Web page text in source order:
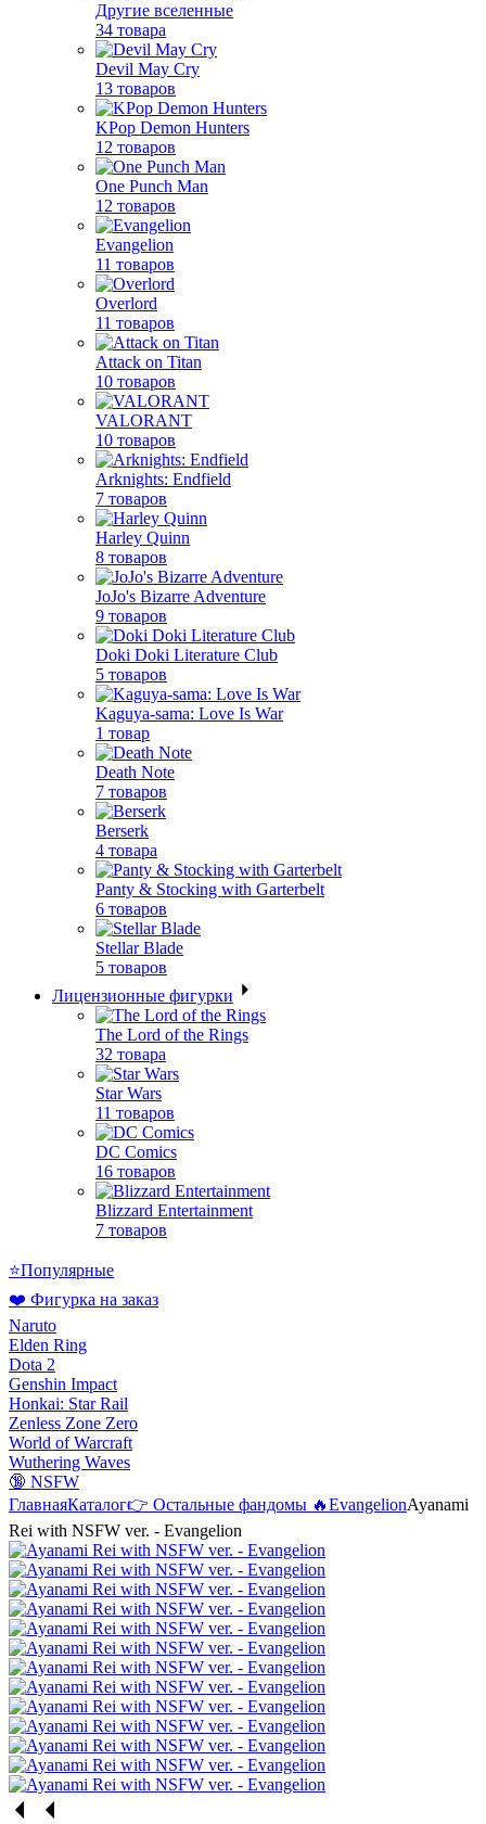
Другие вселенные
34 товара
Devil May Cry
13 товаров
KPop Demon Hunters
12 товаров
One Punch Man
12 товаров
Evangelion
11 товаров
Overlord
11 товаров
Attack on Titan
10 товаров
VALORANT
10 товаров
Arknights: Endfield
7 товаров
Harley Quinn
8 товаров
JoJo's Bizarre Adventure
9 товаров
Doki Doki Literature Club
5 товаров
Kaguya-sama: Love Is War
1 товар
Death Note
7 товаров
Berserk
4 товара
Panty & Stocking with Garterbelt
6 товаров
Stellar Blade
5 товаров
Лицензионные фигурки
The Lord of the Rings
32 товара
Star Wars
11 товаров
DC Comics
16 товаров
Blizzard Entertainment
7 товаров
⭐Популярные
❤️ Фигурка на заказ
Naruto
Elden Ring
Dota 2
Genshin Impact
Honkai: Star Rail
Zenless Zone Zero
World of Warcraft
Wuthering Waves
🔞 NSFW
ГлавнаяКаталог👉 Остальные фандомы 🔥EvangelionAyanami
Rei with NSFW ver. - Evangelion